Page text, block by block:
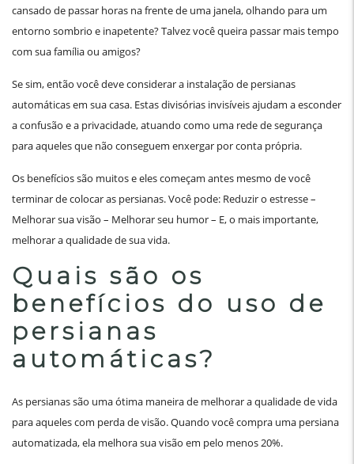
cansado de passar horas na frente de uma janela, olhando para um
entorno sombrio e inapetente? Talvez você queira passar mais tempo
com sua família ou amigos?
Se sim, então você deve considerar a instalação de persianas
automáticas em sua casa. Estas divisórias invisíveis ajudam a esconder
a confusão e a privacidade, atuando como uma rede de segurança
para aqueles que não conseguem enxergar por conta própria.
Os benefícios são muitos e eles começam antes mesmo de você
terminar de colocar as persianas. Você pode: Reduzir o estresse –
Melhorar sua visão – Melhorar seu humor – E, o mais importante,
melhorar a qualidade de sua vida.
Quais são os
benefícios do uso de
persianas
automáticas?
As persianas são uma ótima maneira de melhorar a qualidade de vida
para aqueles com perda de visão. Quando você compra uma persiana
automatizada, ela melhora sua visão em pelo menos 20%.